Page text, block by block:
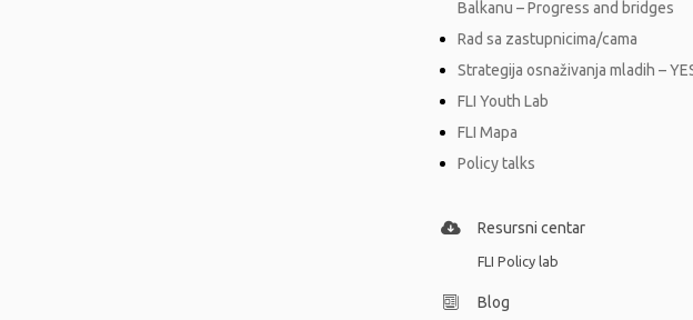
Balkanu – Progress and bridges
Rad sa zastupnicima/cama
Strategija osnaživanja mladih –
FLI Youth Lab
FLI Mapa
Policy talks
Resursni centar
FLI Policy lab
Blog